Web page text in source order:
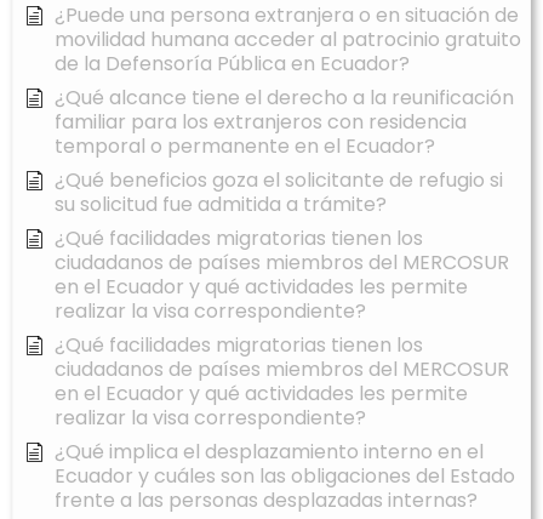
¿Puede una persona extranjera o en situación de
movilidad humana acceder al patrocinio gratuito
de la Defensoría Pública en Ecuador?
¿Qué alcance tiene el derecho a la reunificación
familiar para los extranjeros con residencia
temporal o permanente en el Ecuador?
¿Qué beneficios goza el solicitante de refugio si
su solicitud fue admitida a trámite?
¿Qué facilidades migratorias tienen los
ciudadanos de países miembros del MERCOSUR
en el Ecuador y qué actividades les permite
realizar la visa correspondiente?
¿Qué facilidades migratorias tienen los
ciudadanos de países miembros del MERCOSUR
en el Ecuador y qué actividades les permite
realizar la visa correspondiente?
¿Qué implica el desplazamiento interno en el
Ecuador y cuáles son las obligaciones del Estado
frente a las personas desplazadas internas?